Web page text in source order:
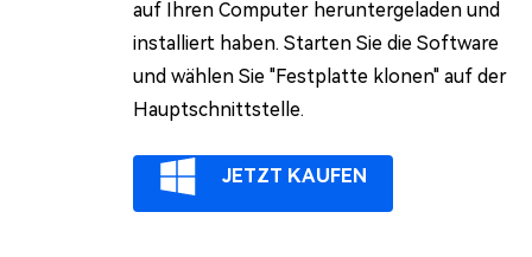
auf Ihren Computer heruntergeladen und
installiert haben. Starten Sie die Software
und wählen Sie "Festplatte klonen" auf der
Hauptschnittstelle.
JETZT KAUFEN